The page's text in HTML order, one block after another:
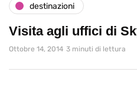
destinazioni
Visita agli uffici di
Ottobre 14, 2014 3 minuti di lettura